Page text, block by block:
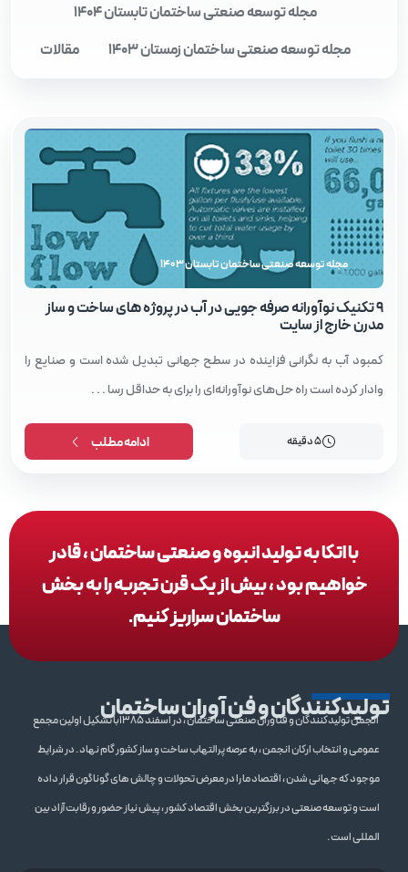
مجله توسعه صنعتی ساختمان تابستان 1404
مجله توسعه صنعتی ساختمان زمستان 1403
مقالات
مجله توسعه صنعتی ساختمان تابستان 1403
۹ تکنیک نوآورانه صرفه‌ جویی در آب در پروژه‌ های ساخت‌ و ساز
مدرن خارج از سایت
کمبود آب به نگرانی فزاینده در سطح جهانی تبدیل شده است و صنایع را
وادار کرده است راه حل‌های نوآورانه‌ای را برای به حداقل رسا . . .
5 دقیقه ادامه مطلب
با اتکا به تولید انبوه و صنعتی ساختمان ، قادر
خواهیم بود ، بیش از یک قرن تجربه را به بخش
ساختمان سراریز کنیم.
تولیدکنندگان و فن آوران ساختمانانجمن تولیدکنندگان و فنآوران صنعتی ساختمان ، در اسفند 1385با تشکیل اولین مجمع
عمومی و انتخاب ارکان انجمن ، به عرصه پرالتهاب ساخت و ساز کشور گام نهاد . در شرایط
موجود که جهانی شدن ، اقتصاد ما را در معرض تحولات و چالش های گوناگون قرار داده
است و توسعه صنعتی در برزگترین بخش اقتصاد کشور ، پیش نیاز حضور و رقابت آزاد بین
المللی است .